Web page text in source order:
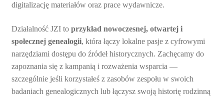
digitalizację materiałów oraz prace wydawnicze.
Działalność JZI to przykład nowoczesnej, otwartej i
społecznej genealogii, która łączy lokalne pasje z cyfrowymi
narzędziami dostępu do źródeł historycznych. Zachęcamy do
zapoznania się z kampanią i rozważenia wsparcia —
szczególnie jeśli korzystałeś z zasobów zespołu w swoich
badaniach genealogicznych lub łączysz swoją historię rodzinną